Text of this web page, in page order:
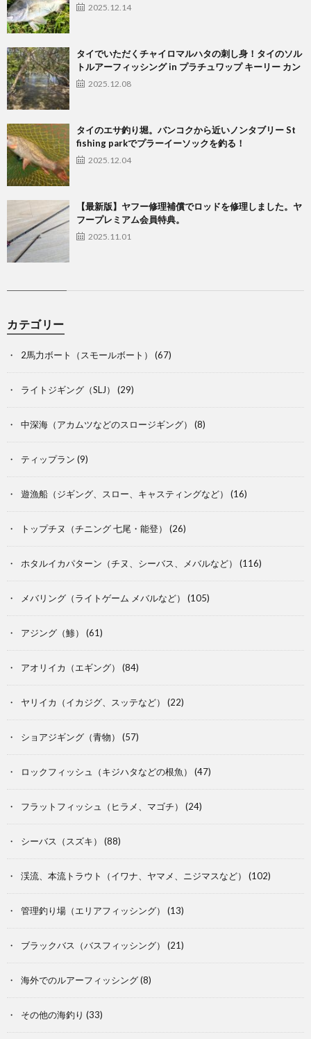
2025.12.14
タイでいただくチャイロマルハタの刺し身！タイのソル
トルアーフィッシング in プラチュワップ キーリー カン
2025.12.08
タイのエサ釣り堀。バンコクから近いノンタブリー St
fishing parkでプラーイーソックを釣る！
2025.12.04
【最新版】ヤフー修理補償でロッドを修理しました。ヤ
フープレミアム会員特典。
2025.11.01
カテゴリー
2馬力ボート（スモールボート） (67)
ライトジギング（SLJ） (29)
中深海（アカムツなどのスロージギング） (8)
ティップラン (9)
遊漁船（ジギング、スロー、キャスティングなど） (16)
トップチヌ（チニング 七尾・能登） (26)
ホタルイカパターン（チヌ、シーバス、メバルなど） (116)
メバリング（ライトゲーム メバルなど） (105)
アジング（鯵） (61)
アオリイカ（エギング） (84)
ヤリイカ（イカジグ、スッテなど） (22)
ショアジギング（青物） (57)
ロックフィッシュ（キジハタなどの根魚） (47)
フラットフィッシュ（ヒラメ、マゴチ） (24)
シーバス（スズキ） (88)
渓流、本流トラウト（イワナ、ヤマメ、ニジマスなど） (102)
管理釣り場（エリアフィッシング） (13)
ブラックバス（バスフィッシング） (21)
海外でのルアーフィッシング(8)
その他の海釣り (33)